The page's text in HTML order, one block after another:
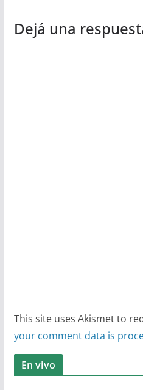
Dejá una
This site uses Akismet to
your comment data is
En vivo